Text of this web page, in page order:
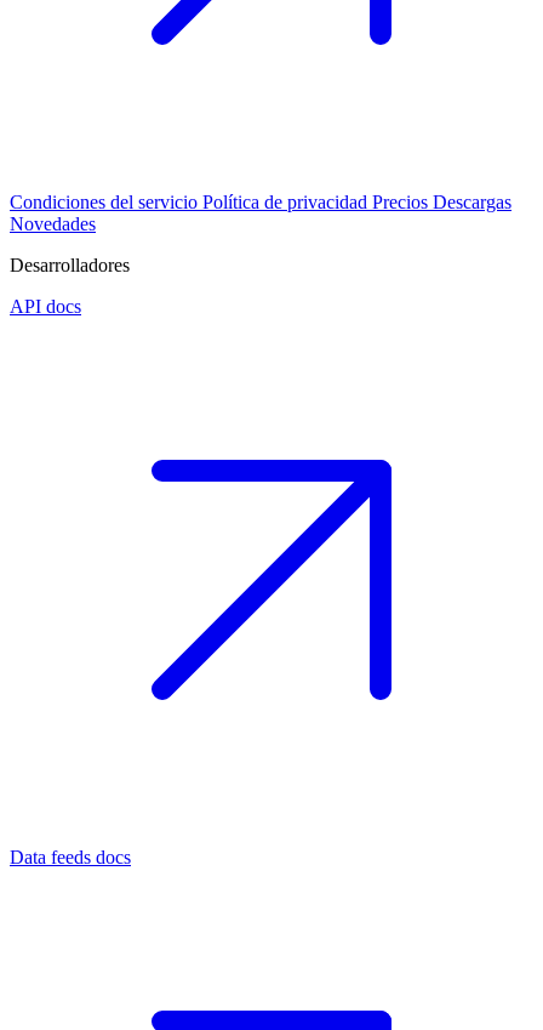
Condiciones del servicio Política de privacidad Precios Descargas
Novedades
Desarrolladores
API docs
Data feeds docs